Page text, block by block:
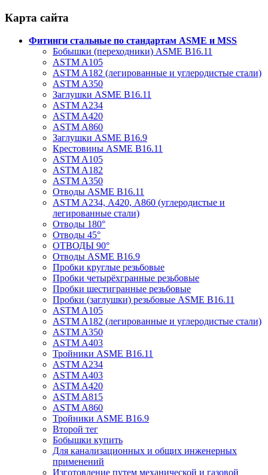
Карта сайта
Фитинги стальные по стандартам ASME и MSS
Бобышки (переходники) ASME B16.11
ASTM A105
ASTM A182 (легированные и углеродистые стали)
ASTM A350
Заглушки ASME B16.11
ASTM A234
ASTM A420
ASTM A860
Заглушки ASME B16.9
Крестовины ASME B16.11
ASTM A105
ASTM A182
ASTM A350
Отводы ASME B16.11
ASTM A234, А420, А860 (углеродистые и
легированные стали)
Отводы 180°
Отводы 45°
ОТВОДЫ 90°
Отводы ASME B16.9
Пробки круглые резьбовые
Пробки четырёхгранные резьбовые
Пробки шестигранные резьбовые
Пробки (заглушки) резьбовые ASME B16.11
ASTM A105
ASTM A182 (легированные и углеродистые стали)
ASTM A350
ASTM A403
Тройники ASME B16.11
ASTM A234
ASTM A403
ASTM A420
ASTM A815
ASTM A860
Тройники ASME B16.9
Второй тег
Бобышки купить
Для канализационных и общих инженерных
применений
Изготовление путем механической и газовой